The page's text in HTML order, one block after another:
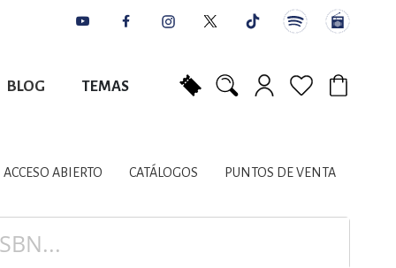
BLOG TEMAS
LITERARIOS
PLANIFICACIÓN
ACCESO ABIERTO CATÁLOGOS PUNTOS DE VENTA